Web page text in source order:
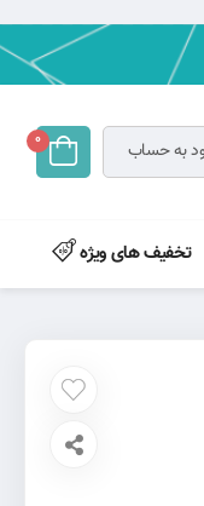
به حساب 0
تخفیف های ویژه